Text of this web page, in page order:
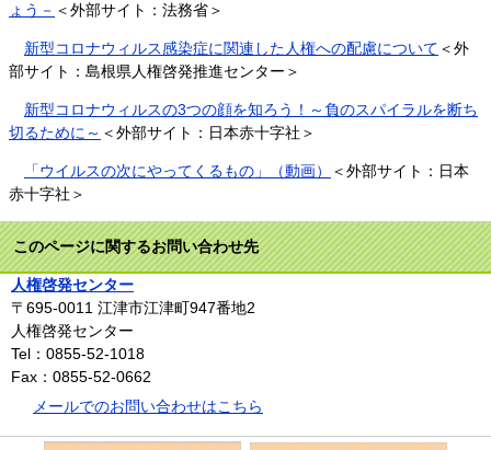
ょう－ ＜外部サイト：法務省＞
新型コロナウィルス感染症に関連した人権への配慮について ＜外
部サイト：島根県人権啓発推進センター＞
新型コロナウィルスの3つの顔を知ろう！～負のスパイラルを断ち
切るために～ ＜外部サイト：日本赤十字社＞
「ウイルスの次にやってくるもの」（動画）
＜外部サイト：日本
赤十字社＞
このページに関するお問い合わせ先
人権啓発センター
〒695-0011 江津市江津町947番地2
人権啓発センター
Tel：0855-52-1018
Fax：0855-52-0662
メールでのお問い合わせはこちら